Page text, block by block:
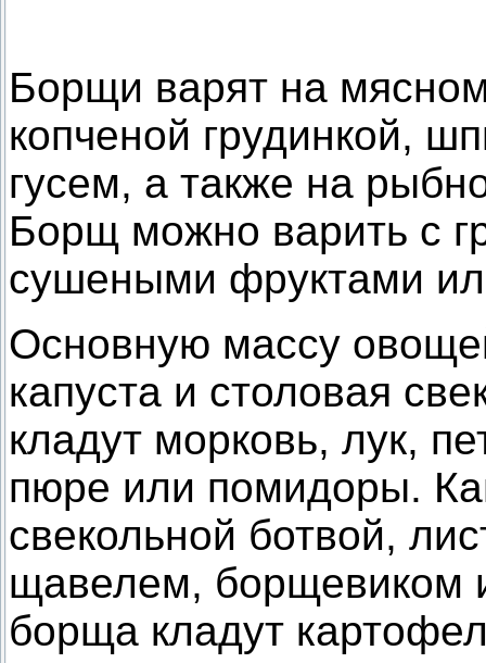
Борщи варят на
копченой грудинкой,
гусем, а также на
Борщ можно варить с
сушеными фруктами
Основную массу
капуста и столовая
кладут морковь, лук,
пюре или помидоры.
свекольной ботвой,
щавелем, борщевиком
борща кладут